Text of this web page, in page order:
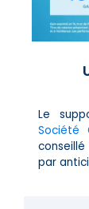
Le
Société
par